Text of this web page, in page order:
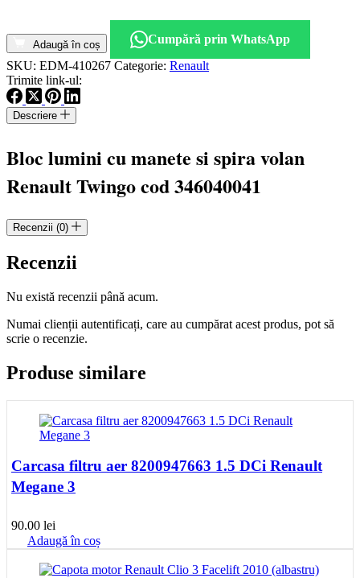
Bloc
lumini
cu
manete
si
spira
volan
cod
Adaugă în coș
Cumpără prin WhatsApp
SKU: EDM-410267 Categorie: Renault
Trimite link-ul:
Descriere
Bloc lumini cu manete si spira volan
Renault Twingo cod 346040041
Recenzii (0)
Recenzii
Nu există recenzii până acum.
Numai clienții autentificați, care au cumpărat acest produs, pot să
scrie o recenzie.
Produse similare
Carcasa filtru aer 8200947663 1.5 DCi Renault
Megane 3
90.00 lei
Adaugă în coș